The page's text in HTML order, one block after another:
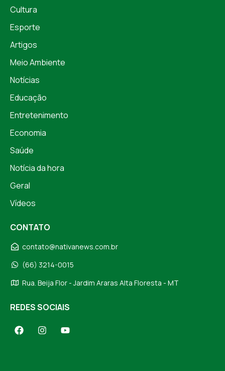
Cultura
Esporte
Artigos
Meio Ambiente
Notícias
Educação
Entretenimento
Economia
Saúde
Notícia da hora
Geral
Vídeos
CONTATO
contato@nativanews.com.br
(66) 3214-0015
Rua. Beija Flor - Jardim Araras Alta Floresta - MT
REDES SOCIAIS